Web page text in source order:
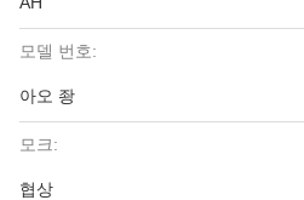
모델 번호:
아오 좡
모크:
협상